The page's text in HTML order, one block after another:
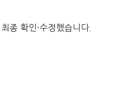
종 확인·수정했습니다.